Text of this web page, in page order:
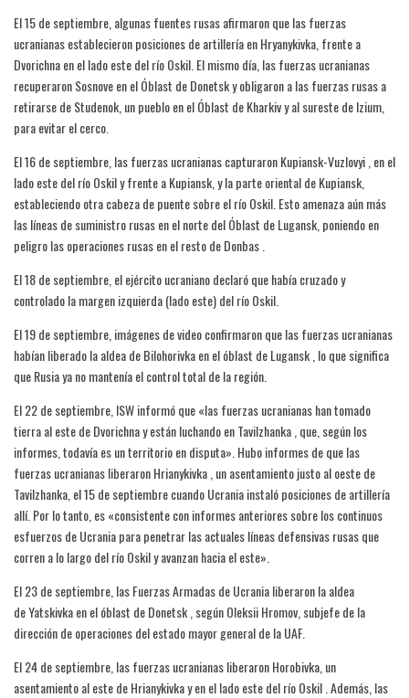
El 15 de septiembre, algunas fuentes rusas afirmaron que las fuerzas
ucranianas establecieron posiciones de artillería en Hryanykivka, frente a
Dvorichna en el lado este del río Oskil. El mismo día, las fuerzas ucranianas
recuperaron Sosnove en el Óblast de Donetsk y obligaron a las fuerzas rusas a
retirarse de Studenok, un pueblo en el Óblast de Kharkiv y al sureste de Izium,
para evitar el cerco.
El 16 de septiembre, las fuerzas ucranianas capturaron Kupiansk-Vuzlovyi , en el
lado este del río Oskil y frente a Kupiansk, y la parte oriental de Kupiansk,
estableciendo otra cabeza de puente sobre el río Oskil. Esto amenaza aún más
las líneas de suministro rusas en el norte del Óblast de Lugansk, poniendo en
peligro las operaciones rusas en el resto de Donbas .
El 18 de septiembre, el ejército ucraniano declaró que había cruzado y
controlado la margen izquierda (lado este) del río Oskil.
El 19 de septiembre, imágenes de video confirmaron que las fuerzas ucranianas
habían liberado la aldea de Bilohorivka en el óblast de Lugansk , lo que significa
que Rusia ya no mantenía el control total de la región.
El 22 de septiembre, ISW informó que «las fuerzas ucranianas han tomado
tierra al este de Dvorichna y están luchando en Tavilzhanka , que, según los
informes, todavía es un territorio en disputa». Hubo informes de que las
fuerzas ucranianas liberaron Hrianykivka , un asentamiento justo al oeste de
Tavilzhanka, el 15 de septiembre cuando Ucrania instaló posiciones de artillería
allí. Por lo tanto, es «consistente con informes anteriores sobre los continuos
esfuerzos de Ucrania para penetrar las actuales líneas defensivas rusas que
corren a lo largo del río Oskil y avanzan hacia el este».
El 23 de septiembre, las Fuerzas Armadas de Ucrania liberaron la aldea
de Yatskivka en el óblast de Donetsk , según Oleksii Hromov, subjefe de la
dirección de operaciones del estado mayor general de la UAF.
El 24 de septiembre, las fuerzas ucranianas liberaron Horobivka, un
asentamiento al este de Hrianykivka y en el lado este del río Oskil . Además, las